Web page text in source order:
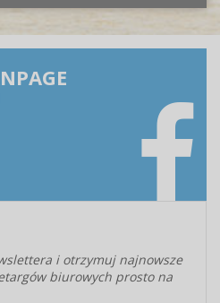
i otrzymuj najnowsze
biurowych prosto na